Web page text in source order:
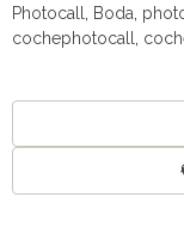
Photocall Boda
cochephotocall